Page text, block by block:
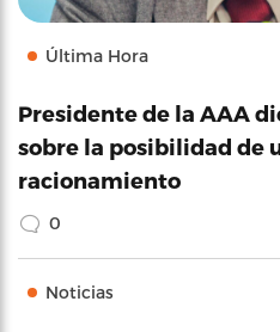
Última Hora
Presidente de la AAA
sobre la posibilidad de
racionamiento
0
Noticias